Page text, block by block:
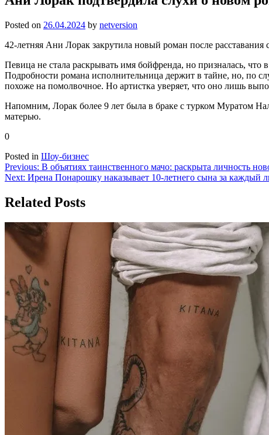
Posted on 26.04.2024 by netversion
42-летняя Ани Лорак закрутила новый роман после
Певица не стала раскрывать имя бойфренда, но призналась,
Подробности романа исполнительница держит в тайне, но, по
похоже на помолвочное. Но артистка уверяет, что оно лишь
Напомним, Лорак более 9 лет была в браке с турком Муратом
матерью.
0
Posted in Шоу-бизнес
Навигация
по
записям
Previous: В объятиях таинственного мачо: раскрыта личность
Next: Ирена Понарошку наказывает 10-летнего сына за каждый
Related Posts